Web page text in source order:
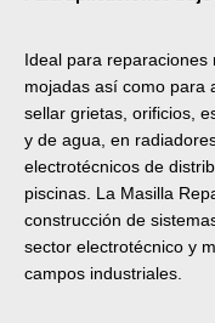
Ideal para
mojadas así como para
sellar grietas, orificios,
y de agua, en
electrotécnicos de
piscinas. La Masilla
construcción de
sector electrotécnico y
campos industriales.